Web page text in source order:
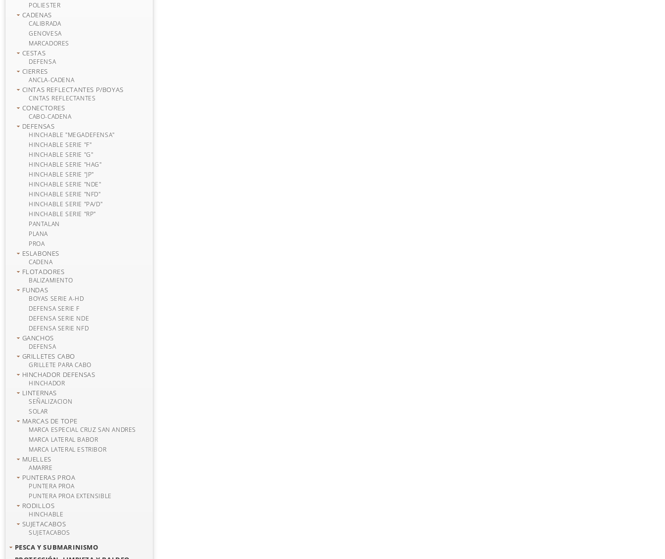
POLIESTER
CADENAS
CALIBRADA
GENOVESA
MARCADORES
CESTAS
DEFENSA
CIERRES
ANCLA-CADENA
CINTAS REFLECTANTES P/BOYAS
CINTAS REFLECTANTES
CONECTORES
CABO-CADENA
DEFENSAS
HINCHABLE "MEGADEFENSA"
HINCHABLE SERIE "F"
HINCHABLE SERIE "G"
HINCHABLE SERIE "HAG"
HINCHABLE SERIE "JP"
HINCHABLE SERIE "NDE"
HINCHABLE SERIE "NFD"
HINCHABLE SERIE "PA/D"
HINCHABLE SERIE "RP"
PANTALAN
PLANA
PROA
ESLABONES
CADENA
FLOTADORES
BALIZAMIENTO
FUNDAS
BOYAS SERIE A-HD
DEFENSA SERIE F
DEFENSA SERIE NDE
DEFENSA SERIE NFD
GANCHOS
DEFENSA
GRILLETES CABO
GRILLETE PARA CABO
HINCHADOR DEFENSAS
HINCHADOR
LINTERNAS
SEÑALIZACION
SOLAR
MARCAS DE TOPE
MARCA ESPECIAL CRUZ SAN ANDRES
MARCA LATERAL BABOR
MARCA LATERAL ESTRIBOR
MUELLES
AMARRE
PUNTERAS PROA
PUNTERA PROA
PUNTERA PROA EXTENSIBLE
RODILLOS
HINCHABLE
SUJETACABOS
SUJETACABOS
PESCA Y SUBMARINISMO